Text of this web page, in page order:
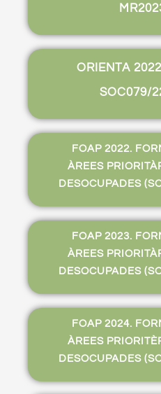
ORIENTA
SOC079/
FOAP 2022.
ÀREES
DESOCUPADES
FOAP 2023.
ÀREES
DESOCUPADES
FOAP 2024.
ÀREES
DESOCUPADES